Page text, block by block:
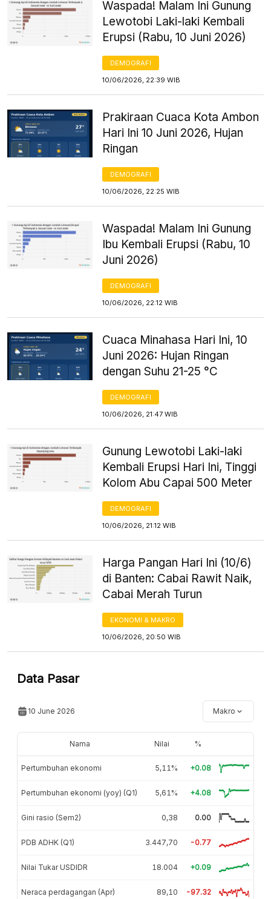
Waspada! Malam Ini Gunung
Lewotobi Laki-laki Kembali
Erupsi (Rabu, 10 Juni 2026)
DEMOGRAFI
10/06/2026, 22:39 WIB
Prakiraan Cuaca Kota Ambon
Hari Ini 10 Juni 2026, Hujan
Ringan
DEMOGRAFI
10/06/2026, 22:25 WIB
Waspada! Malam Ini Gunung
Ibu Kembali Erupsi (Rabu, 10
Juni 2026)
DEMOGRAFI
10/06/2026, 22:12 WIB
Cuaca Minahasa Hari Ini, 10
Juni 2026: Hujan Ringan
dengan Suhu 21-25 °C
DEMOGRAFI
10/06/2026, 21:47 WIB
Gunung Lewotobi Laki-laki
Kembali Erupsi Hari Ini, Tinggi
Kolom Abu Capai 500 Meter
DEMOGRAFI
10/06/2026, 21:12 WIB
Harga Pangan Hari Ini (10/6)
di Banten: Cabai Rawit Naik,
Cabai Merah Turun
EKONOMI & MAKRO
10/06/2026, 20:50 WIB
Data Pasar
10 June 2026 Makro
Nama Nilai %
Pertumbuhan ekonomi 5,11% +0.08
Pertumbuhan ekonomi (yoy) (Q1) 5,61% +4.08
Gini rasio (Sem2) 0,38 0.00
PDB ADHK (Q1) 3.447,70 -0.77
Nilai Tukar USDIDR 18.004 +0.09
Neraca perdagangan (Apr) 89,10 -97.32